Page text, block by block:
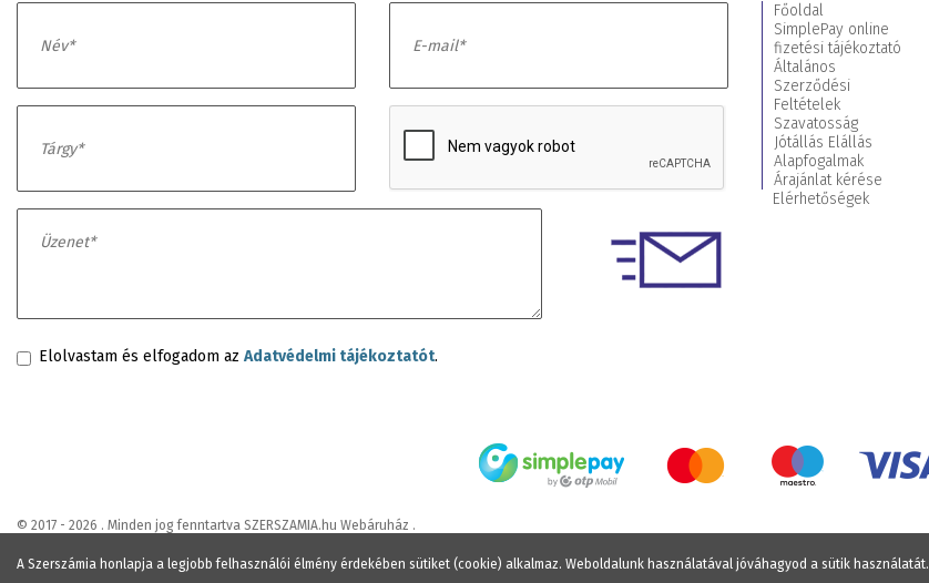
A Szerszámia honlapja a legjobb felhasználói élmény érdekében sütiket (cookie) alkalmaz. Weboldalunk használatával jóváhagyod a sütik használatát.
Elolvastam és elfogadom az Adatvédelmi tájékoztatót.
Főoldal
SimplePay online
fizetési tájékoztató
Általános
Szerződési
Feltételek
Szavatosság
Jótállás Elállás
Alapfogalmak
Árajánlat kérése
Elérhetőségek
© 2017 - 2026 . Minden jog fenntartva SZERSZAMIA.hu Webáruház .